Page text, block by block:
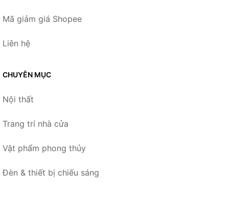
Mã giảm giá Shopee
Liên hệ
CHUYÊN MỤC
Nội thất
Trang trí nhà cửa
Vật phẩm phong thủy
Đèn & thiết bị chiếu sáng